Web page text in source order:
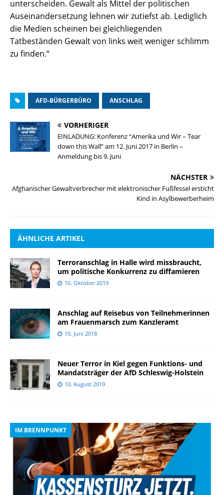
unterscheiden. Gewalt als Mittel der politischen
Auseinandersetzung lehnen wir zutiefst ab. Lediglich
die Medien scheinen bei gleichliegenden
Tatbeständen Gewalt von links weit weniger schlimm
zu finden.“
AFD-BÜRGERBÜRO ANSCHLAG
VORHERIGER
EINLADUNG: Konferenz “Amerika und Wir – Tear
down this Wall” am 12. Juni 2017 in Berlin –
Anmeldung bis 9. Juni
NÄCHSTER
Afghanischer Gewaltverbrecher mit elektronischer Fußfessel ersticht
Kind in Asylbewerberheim
ÄHNLICHE ARTIKEL
Terroranschlag in Halle wird missbraucht,
um politische Konkurrenz zu diffamieren
10. Oktober 2019
Anschlag auf Reisebus von Teilnehmerinnen
am Frauenmarsch zum Kanzleramt
10. Juni 2018
Neuer Terror in Kiel gegen Funktions- und
Mandatsträger der AfD Schleswig-Holstein
10. August 2019
IM BRENNPUNKT